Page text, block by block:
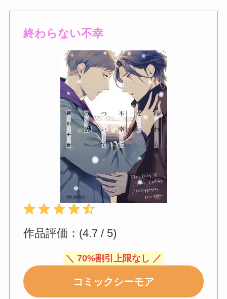
終わらない不幸
⭐⭐⭐⭐⭐ 評価 :4.5/5。
作品評価：(4.7 / 5)
＼ 70%割引上限なし ／
コミックシーモア